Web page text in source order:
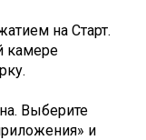
на Старт.
камере
Выберите
и